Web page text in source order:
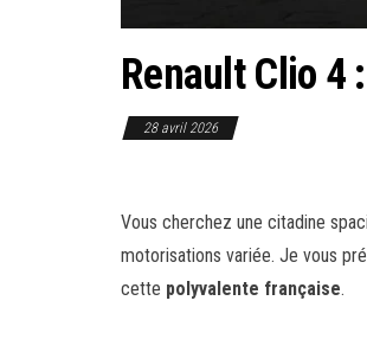
Renault Clio 4
28 avril 2026
Vous cherchez une citadine
motorisations variée. Je vous
cette polyvalente française.